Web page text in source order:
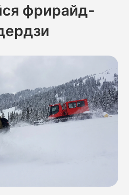
фрирайд-